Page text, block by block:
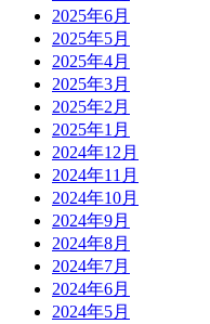
2025年6月
2025年5月
2025年4月
2025年3月
2025年2月
2025年1月
2024年12月
2024年11月
2024年10月
2024年9月
2024年8月
2024年7月
2024年6月
2024年5月